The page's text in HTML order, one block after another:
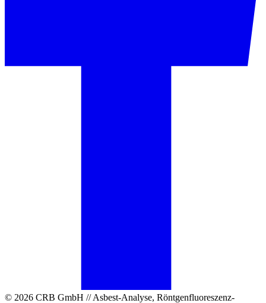
© 2026 CRB GmbH // Asbest-Analyse, Röntgenfluoreszenz-